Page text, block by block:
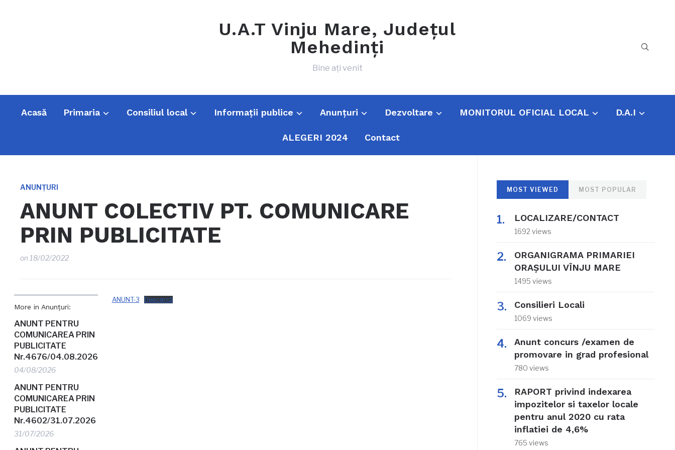
U.A.T Vinju Mare, Județul
Mehedinți
Bine ați venit
Acasă Primaria Consiliul local Informații publice Anunțuri Dezvoltare MONITORUL OFICIAL LOCAL D.A.I
ALEGERI 2024 Contact
ANUNȚURI
ANUNT COLECTIV PT. COMUNICARE
PRIN PUBLICITATE
on 18/02/2022
More in Anunțuri:
ANUNT PENTRU
COMUNICAREA PRIN
PUBLICITATE
Nr.4676/04.08.2026
04/08/2026
ANUNT PENTRU
COMUNICAREA PRIN
PUBLICITATE
Nr.4602/31.07.2026
31/07/2026
ANUNT-3 Descarcă
MOST VIEWED MOST POPULAR
LOCALIZARE/CONTACT
1692 views
ORGANIGRAMA PRIMARIEI
ORAŞULUI VÎNJU MARE
1495 views
Consilieri Locali
1069 views
Anunt concurs /examen de
promovare in grad profesional
780 views
RAPORT privind indexarea
impozitelor si taxelor locale
pentru anul 2020 cu rata
inflatiei de 4,6%
765 views